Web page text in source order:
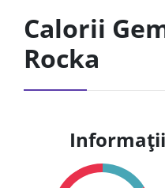
Calorii
Rocka